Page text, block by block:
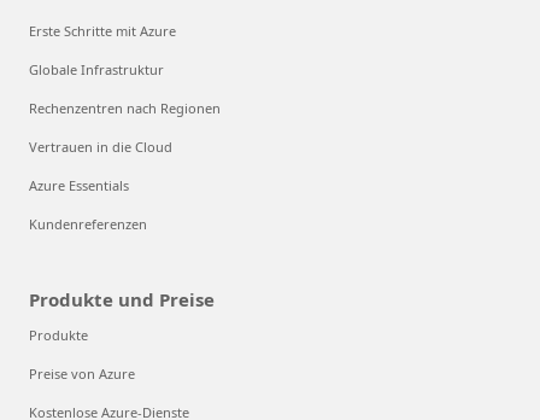
Erste Schritte mit Azure
Globale Infrastruktur
Rechenzentren nach Regionen
Vertrauen in die Cloud
Azure Essentials
Kundenreferenzen
Produkte und Preise
Produkte
Preise von Azure
Kostenlose Azure-Dienste